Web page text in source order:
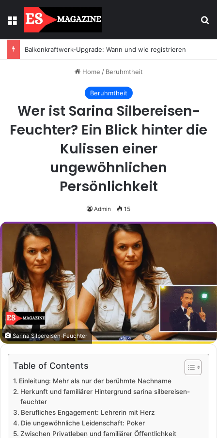
Menu
Balkonkraftwerk-Upgrade: Wann und wie registrieren
Home / Beruhmtheit
Beruhmtheit
Wer ist Sarina Silbereisen-
Feuchter? Ein Blick hinter die
Kulissen einer
ungewöhnlichen
Persönlichkeit
Admin 15
Sarina Silbereisen-Feuchter
Table of Contents
Einleitung: Mehr als nur der berühmte Nachname
Herkunft und familiärer Hintergrund sarina silbereisen-
feuchter
Berufliches Engagement: Lehrerin mit Herz
Die ungewöhnliche Leidenschaft: Poker
Zwischen Privatleben und familiärer Öffentlichkeit